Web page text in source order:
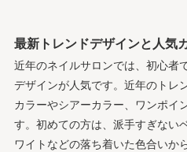
最新トレンドデザインと人気
近年のネイルサロンでは、初心者
デザインが人気です。近年のトレ
カラーやシアーカラー、ワンポイ
す。初めての方は、派手すぎない
ワイトなどの落ち着いた色合いか